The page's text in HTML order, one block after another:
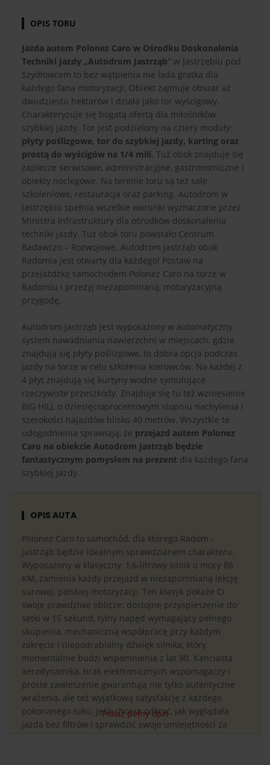
OPIS TORU
Jazda autem Polonez Caro w Ośrodku Doskonalenia
Techniki Jazdy „Autodrom Jastrząb” w Jastrzębiu pod
Szydłowcem to bez wątpienia nie lada gratka dla
każdego fana motoryzacji. Obiekt zajmuje obszar aż
dwudziestu hektarów i działa jako tor wyścigowy.
Charakteryzuje się bogatą ofertą dla miłośników
szybkiej jazdy. Tor jest podzielony na cztery moduły:
płyty poślizgowe, tor do szybkiej jazdy, karting oraz
prostą do wyścigów na 1/4 mili. Tuż obok znajduje się
zaplecze serwisowe, administracyjne, gastronomiczne i
obiekty noclegowe. Na terenie toru są też sale
szkoleniowe, restauracja oraz parking. Autodrom w
Jastrzębiu spełnia wszelkie warunki wyznaczone przez
Ministra Infrastruktury dla ośrodków doskonalenia
techniki jazdy. Tuż obok toru powstało Centrum
Badawczo – Rozwojowe. Autodrom Jastrząb obok
Radomia jest otwarty dla każdego! Postaw na
przejażdżkę samochodem Polonez Caro na torze w
Radomiu i przeżyj niezapomnianą, motoryzacyjną
przygodę.
Autodrom Jastrząb jest wyposażony w automatyczny
system nawadniania nawierzchni w miejscach, gdzie
znajdują się płyty poślizgowe, to dobra opcja podczas
jazdy na torze w celu szkolenia kierowców. Na każdej z
4 płyt znajdują się kurtyny wodne symulujące
rzeczywiste przeszkody. Znajduje się tu też wzniesienie
BIG HILL o dziesięcioprocentowym stopniu nachylenia i
szerokości najazdów blisko 40 metrów. Wszystkie te
udogodnienia sprawiają, że przejazd autem Polonez
Caro na obiekcie Autodrom Jastrząb będzie
fantastycznym pomysłem na prezent dla każdego fana
szybkiej jazdy.
OPIS AUTA
Polonez Caro to samochód, dla którego Radom -
Jastrząb będzie idealnym sprawdzianem charakteru.
Wyposażony w klasyczny, 1,6-litrowy silnik o mocy 86
KM, zamienia każdy przejazd w niezapomnianą lekcję
surowej, polskiej motoryzacji. Ten klasyk pokaże Ci
swoje prawdziwe oblicze: dostojne przyspieszenie do
setki w 15 sekund, tylny napęd wymagający pełnego
skupienia, mechaniczną współpracę przy każdym
zakręcie i niepodrabialny dźwięk silnika, który
momentalnie budzi wspomnienia z lat 90. Kanciasta
aerodynamika, brak elektronicznych wspomagaczy i
proste zawieszenie gwarantują nie tylko autentyczne
wrażenia, ale też wyjątkową satysfakcję z każdego
pokonanego łuku. Jeśli chcesz odkryć, jak wyglądała
jazda bez filtrów i sprawdzić swoje umiejętności za
Pokaż pełny opis